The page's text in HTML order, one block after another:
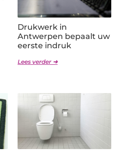
Drukwerk in
Antwerpen bepaalt uw
eerste indruk
Lees verder ➜